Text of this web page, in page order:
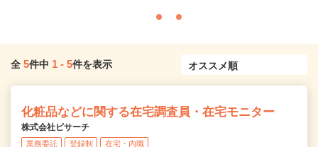
全 5件中 1 - 5件を表示
化粧品などに関する在宅調査員・在宅モニター
株式会社ビサーチ
業務委託 登録制 在宅・内職